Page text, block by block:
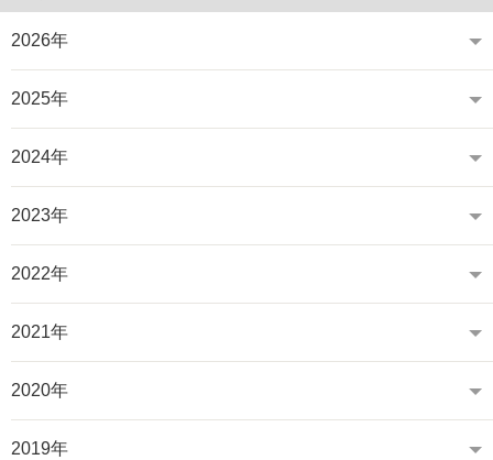
2026年
2025年
2024年
2023年
2022年
2021年
2020年
2019年